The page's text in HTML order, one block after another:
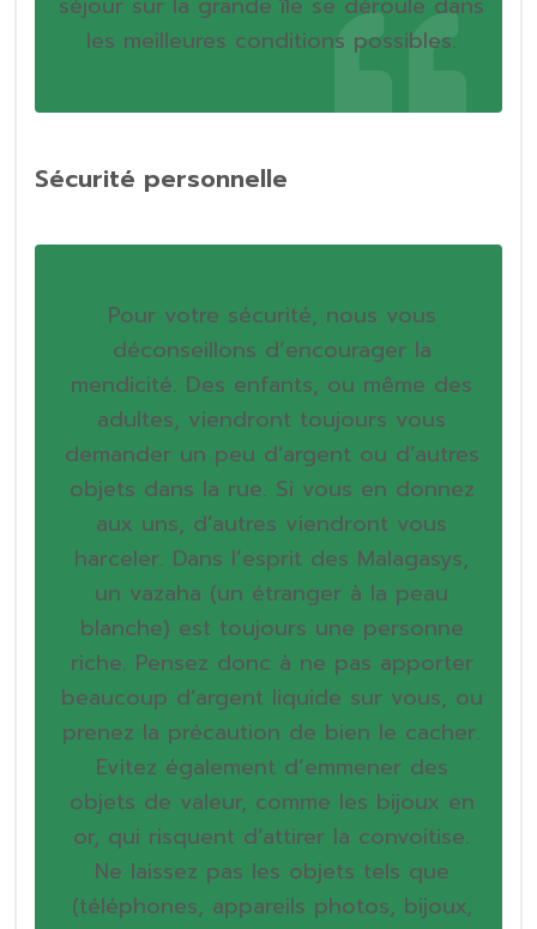
les meilleures conditions possibles.
Sécurité personnelle
Pour votre sécurité, nous vous
déconseillons d’encourager la
mendicité. Des enfants, ou même des
adultes, viendront toujours vous
demander un peu d’argent ou d’autres
objets dans la rue. Si vous en donnez
aux uns, d’autres viendront vous
harceler. Dans l’esprit des Malagasys,
un vazaha (un étranger à la peau
blanche) est toujours une personne
riche. Pensez donc à ne pas apporter
beaucoup d’argent liquide sur vous, ou
prenez la précaution de bien le cacher.
Evitez également d’emmener des
objets de valeur, comme les bijoux en
or, qui risquent d’attirer la convoitise.
Ne laissez pas les objets tels que
(téléphones, appareils photos, bijoux,